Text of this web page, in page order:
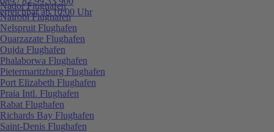
erreichbar ab 10:00 Uhr
Nador Flughafen
Nairobi Flughafen
Nelspruit Flughafen
Ouarzazate Flughafen
Oujda Flughafen
Phalaborwa Flughafen
Pietermaritzburg Flughafen
Port Elizabeth Flughafen
Praia Intl. Flughafen
Rabat Flughafen
Richards Bay Flughafen
Saint-Denis Flughafen